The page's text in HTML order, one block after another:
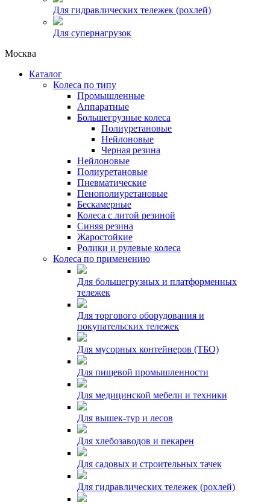
Для гидравлических тележек (рохлей)
Для супернагрузок
Москва
Каталог
Колеса по типу
Промышленные
Аппаратные
Большегрузные колеса
Полиуретановые
Нейлоновые
Черная резина
Нейлоновые
Полиуретановые
Пневматические
Пенополиуретановые
Бескамерные
Колеса с литой резиной
Синяя резина
Жаростойкие
Ролики и рулевые колеса
Колеса по применению
Для большегрузных и платформенных
тележек
Для торгового оборудования и
покупательских тележек
Для мусорных контейнеров (ТБО)
Для пищевой промышленности
Для медицинской мебели и техники
Для вышек-тур и лесов
Для хлебозаводов и пекарен
Для садовых и строительных тачек
Для гидравлических тележек (рохлей)